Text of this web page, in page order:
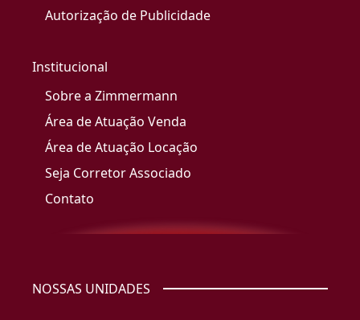
Autorização de Publicidade
Institucional
Sobre a Zimmermann
Área de Atuação Venda
Área de Atuação Locação
Seja Corretor Associado
Contato
NOSSAS UNIDADES